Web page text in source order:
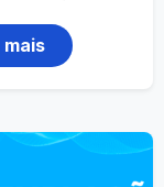
mais